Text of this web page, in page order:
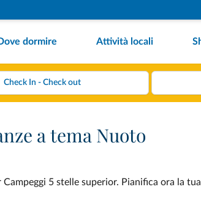
dormire Attività locali
a tema Nuoto
5 stelle superior. Pianifica ora la